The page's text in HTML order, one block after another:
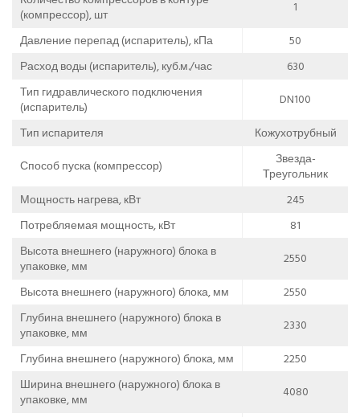
(компрессор), шт
1
Давление перепад (испаритель), кПа
50
Расход воды (испаритель), куб.м./час
630
Тип гидравлического подключения
(испаритель)
DN100
Тип испарителя
Кожухотрубный
Способ пуска (компрессор)
Звезда-
Треугольник
Мощность нагрева, кВт
245
Потребляемая мощность, кВт
81
Высота внешнего (наружного) блока в
упаковке, мм
2550
Высота внешнего (наружного) блока, мм
2550
Глубина внешнего (наружного) блока в
упаковке, мм
2330
Глубина внешнего (наружного) блока, мм
2250
Ширина внешнего (наружного) блока в
упаковке, мм
4080